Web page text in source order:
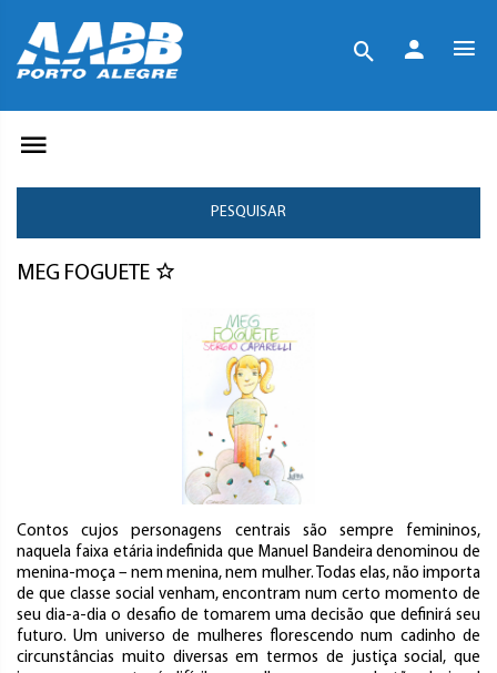
PESQUISAR
MEG FOGUETE
Contos cujos personagens centrais são sempre femininos,
naquela faixa etária indefinida que Manuel Bandeira denominou de
menina-moça – nem menina, nem mulher. Todas elas, não importa
de que classe social venham, encontram num certo momento de
seu dia-a-dia o desafio de tomarem uma decisão que definirá seu
futuro. Um universo de mulheres florescendo num cadinho de
circunstâncias muito diversas em termos de justiça social, que